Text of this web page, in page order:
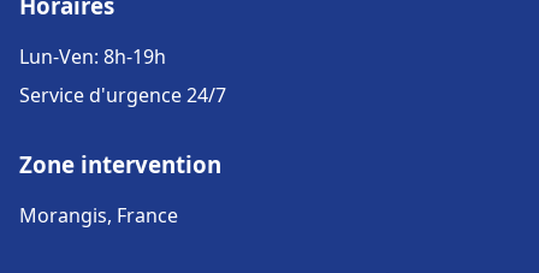
Lun-Ven: 8h-19h
Service d'urgence 24/7
Zone intervention
Morangis, France